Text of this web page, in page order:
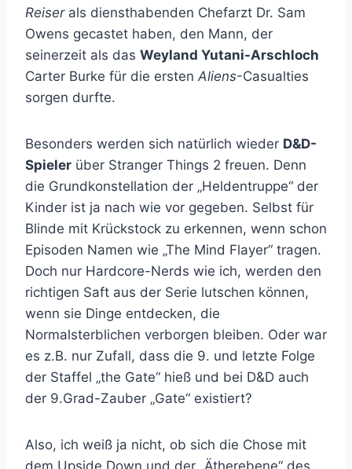
Reiserals diensthabenden Chefarzt Dr. Sam
Owens gecastet haben, den Mann, der
seinerzeit als das Weyland Yutani-Arschloch
Carter Burke für die ersten Aliens-Casualties
sorgen durfte.
Besonders werden sich natürlich wieder D&D-
Spieler über Stranger Things 2 freuen. Denn
die Grundkonstellation der „Heldentruppe“ der
Kinder ist ja nach wie vor gegeben. Selbst für
Blinde mit Krückstock zu erkennen, wenn schon
Episoden Namen wie „The Mind Flayer“ tragen.
Doch nur Hardcore-Nerds wie ich, werden den
richtigen Saft aus der Serie lutschen können,
wenn sie Dinge entdecken, die
Normalsterblichen verborgen bleiben. Oder war
es z.B. nur Zufall, dass die 9. und letzte Folge
der Staffel „the Gate“ hieß und bei D&D auch
der 9.Grad-Zauber „Gate“ existiert?
Also, ich weiß ja nicht, ob sich die Chose mit
dem Upside Down und der „Ätherebene“ des